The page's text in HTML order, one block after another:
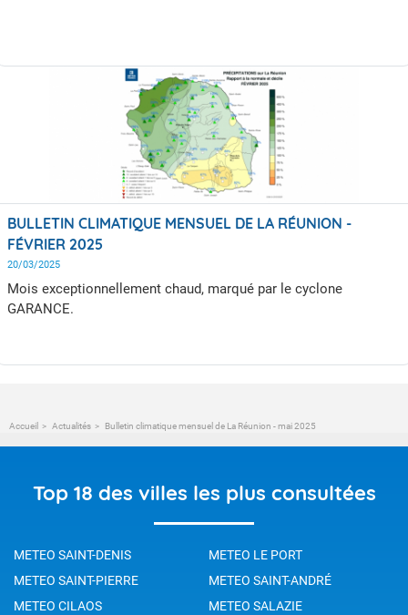
BULLETIN CLIMATIQUE MENSUEL DE LA RÉUNION -
FÉVRIER 2025
20/03/2025
Mois exceptionnellement chaud, marqué par le cyclone
GARANCE.
Accueil Actualités Bulletin climatique mensuel de La Réunion - mai 2025
Top 18 des villes les plus consultées
METEO SAINT-DENIS
METEO LE PORT
METEO SAINT-PIERRE
METEO SAINT-ANDRÉ
METEO CILAOS
METEO SALAZIE